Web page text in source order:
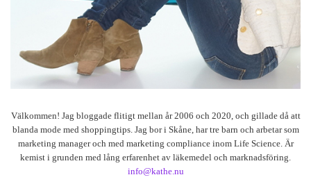
Välkommen! Jag bloggade flitigt mellan år 2006 och 2020, och gillade då att
blanda mode med shoppingtips. Jag bor i Skåne, har tre barn och arbetar som
marketing manager och med marketing compliance inom Life Science. Är
kemist i grunden med lång erfarenhet av läkemedel och marknadsföring.
info@kathe.nu